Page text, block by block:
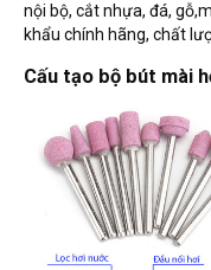
nội bộ, cắt nhựa, đá,
khẩu chính hãng, chất
Cấu tạo bộ bút mài